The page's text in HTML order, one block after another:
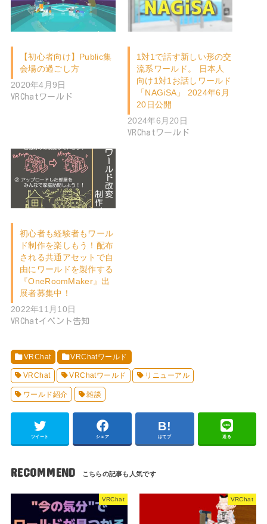
【初心者向け】Public集
会場の過ごし方
2020年4月9日
VRChatワールド
1対1で話す新しい形の交
流系ワールド。 日本人
向け1対1お話しワールド
「NAGiSA」 2024年6月
20日公開
2024年6月20日
VRChatワールド
初心者も経験者もワール
ド制作を楽しもう！配布
される共通アセットで自
由にワールドを製作する
『OneRoomMaker』出
展者募集中！
2022年11月10日
VRChatイベント告知
VRChat VRChatワールド
VRChat VRChatワールド リニューアル
ワールド紹介 雑談
ツイート シェア はてブ 送る
RECOMMEND
VRChat VRChat